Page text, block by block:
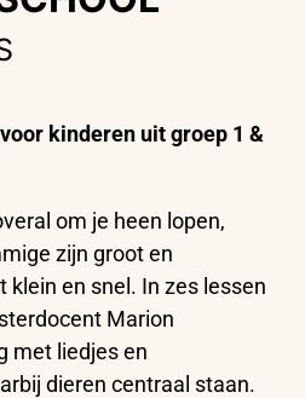
kinderen uit groep 1 &
om je heen lopen,
zijn groot en
klein en snel. In zes lessen
Marion
met liedjes en
dieren centraal staan.